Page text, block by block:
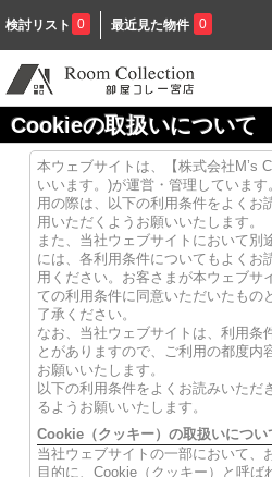
検討リスト 0 最近見た物件 0
Cookieの取扱いについて
本ウェブサイトは、【株式会社M’s
いいます。)が運営・管理していま
用の際は、以下の利用条件をよくお
用いただくようお願いいたします。
また、当社ウェブサイトにおいて別
には、各利用条件についてもよくお
用ください。お客さまが本ウェブサ
ての利用条件に同意いただいたもの
了承ください。
なお、当社ウェブサイトは、利用条
とがありますので、ご利用の都度内
お願いいたします。
以下の利用条件をよくお読みいただ
るようお願いいたします。
Cookie（クッキー）の取扱いについ
当社ウェブサイトの一部において、
目的に、Cookie（クッキー）と呼ば